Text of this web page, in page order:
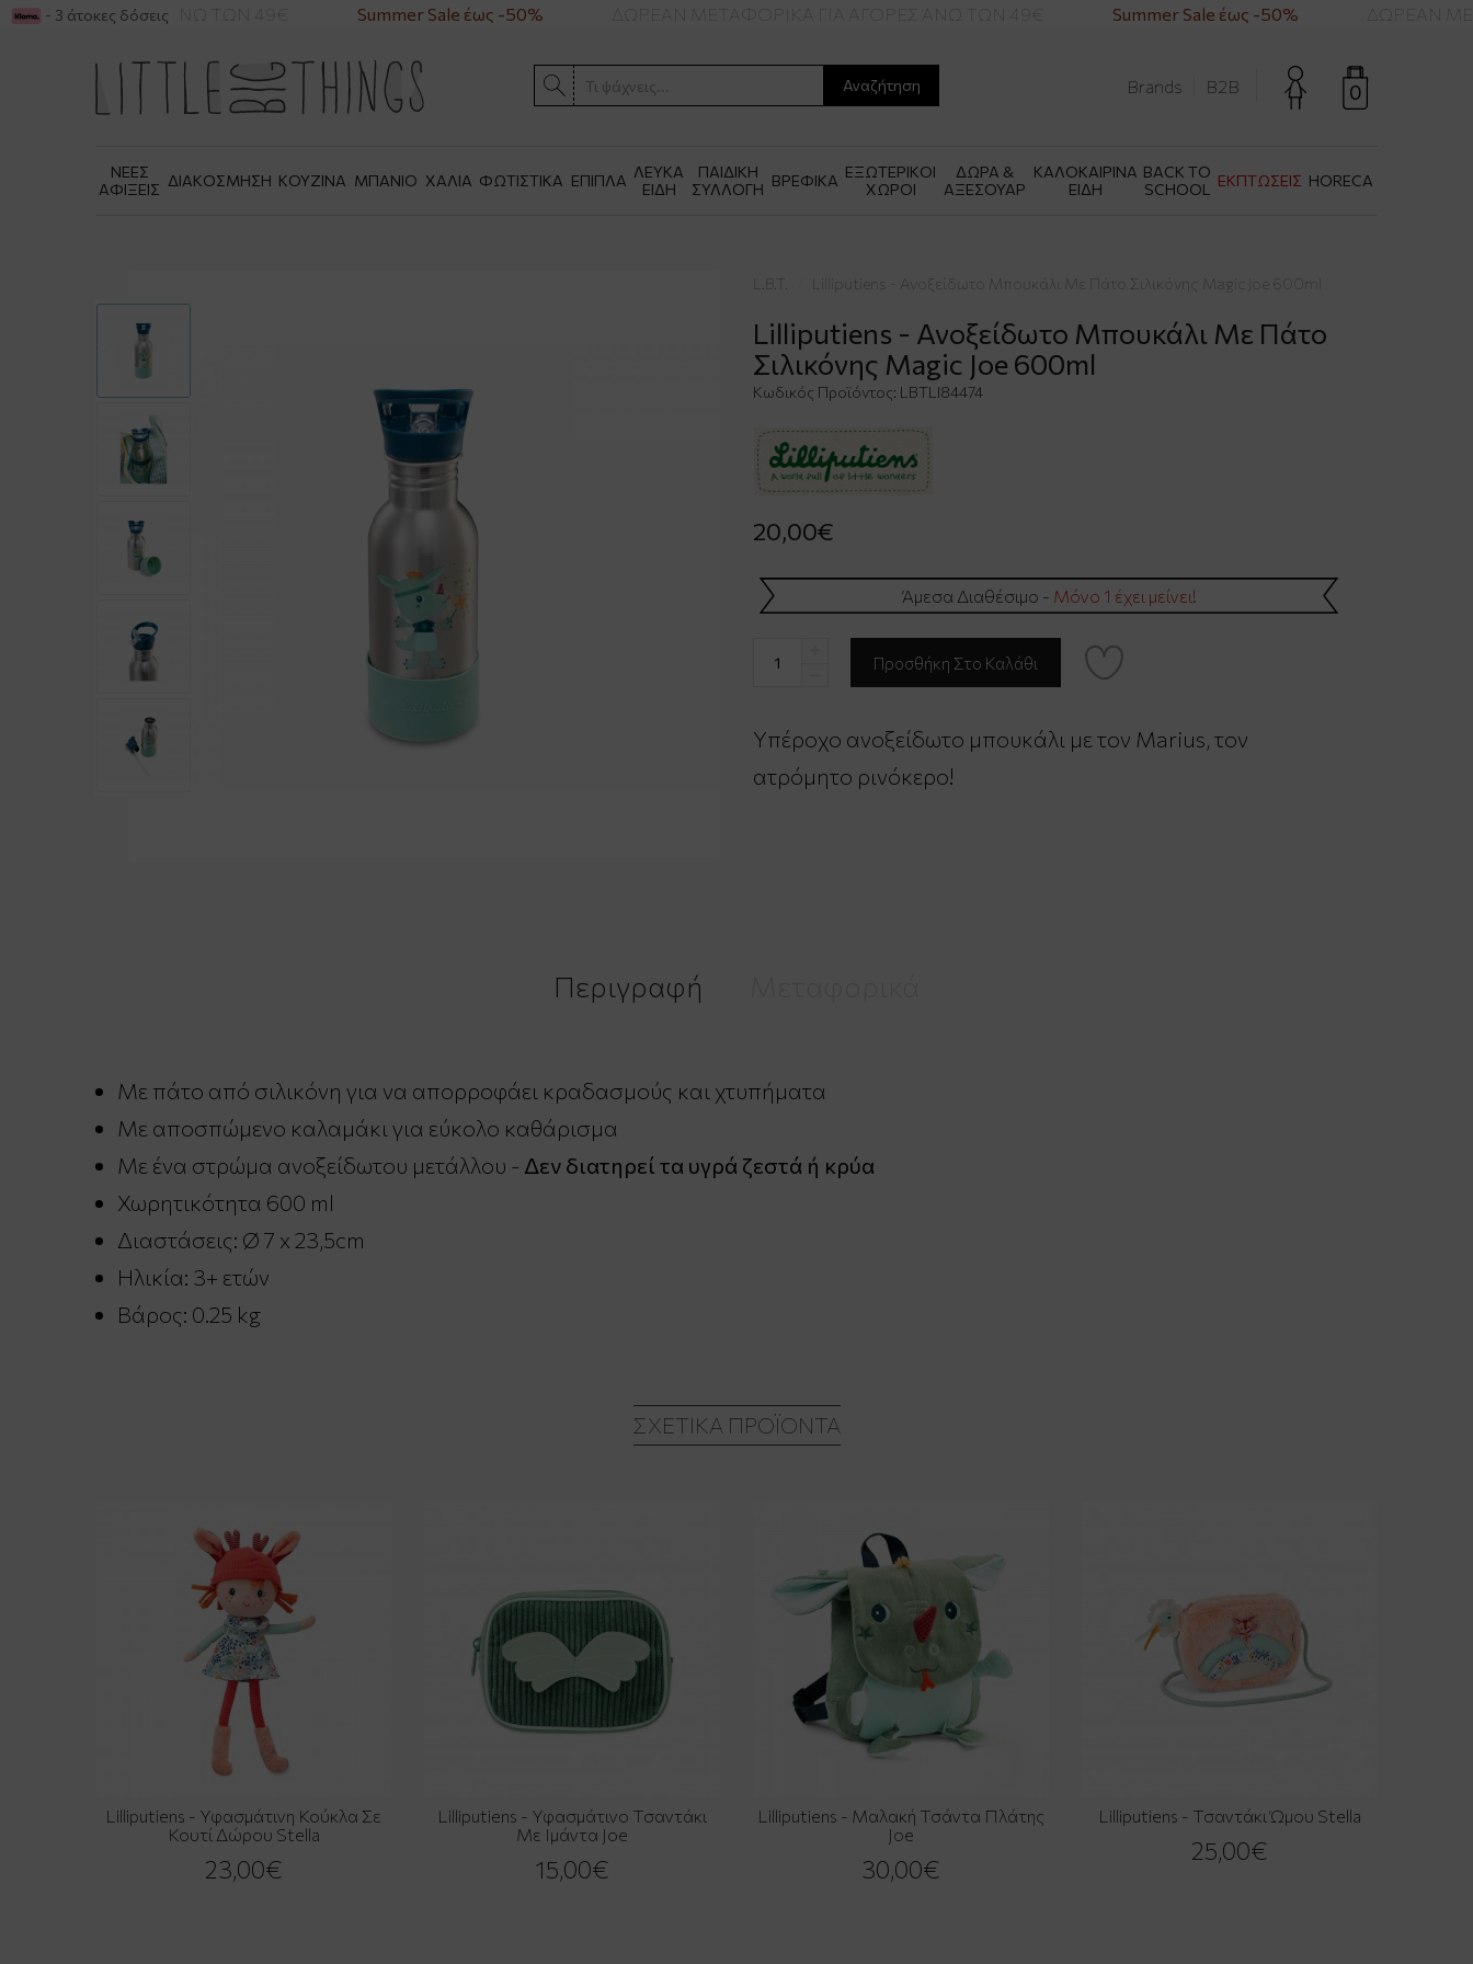
ΓΙΑ ΑΓΟΡΕΣ ΑΝΩ ΤΩΝ 49€ Summer Sale έως -50% ΔΩΡΕΑΝ ΜΕΤΑΦΟΡΙΚΑ ΓΙΑ ΑΓΟΡΕΣ ΑΝΩ ΤΩΝ 49€ Summer Sale έως -50% ΔΩΡΕΑΝ
- 3 άτοκες δόσεις
Αναζήτηση 0
Brands B2B
ΝΕΕΣ
ΑΦΙΞΕΙΣ ΔΙΑΚΟΣΜΗΣΗ ΚΟΥΖΙΝΑ ΜΠΑΝΙΟ ΧΑΛΙΑ ΦΩΤΙΣΤΙΚΑ ΕΠΙΠΛΑ ΛΕΥΚΑ
ΕΙΔΗ
ΠΑΙΔΙΚΗ
ΣΥΛΛΟΓΗ ΒΡΕΦΙΚΑ ΕΞΩΤΕΡΙΚΟΙ
ΧΩΡΟΙ
ΔΩΡΑ &
ΑΞΕΣΟΥΑΡ
ΚΑΛΟΚΑΙΡΙΝΑ
ΕΙΔΗ
BACK TO
SCHOOL
ΕΚΠΤΩΣΕΙΣ HORECA
L.B.T. Lilliputiens - Ανοξείδωτο Μπουκάλι Με Πάτο Σιλικόνης Magic Joe 600ml
Lilliputiens - Ανοξείδωτο Μπουκάλι Με Πάτο
Σιλικόνης Magic Joe 600ml
Κωδικός Προϊόντος: LBTLΙ84474
20,00€
Άμεσα Διαθέσιμο - Μόνο 1 έχει μείνει!
Υπέροχο ανοξείδωτο μπουκάλι με τον Marius, τον
ατρόμητο ρινόκερο!
Περιγραφή
Με πάτο από σιλικόνη για να απορροφάει κραδασμούς και χτυπήματα
Με αποσπώμενο καλαμάκι για εύκολο καθάρισμα
Με ένα στρώμα ανοξείδωτου μετάλλου - Δεν διατηρεί τα υγρά ζεστά ή κρύα
Χωρητικότητα 600 ml
Διαστάσεις: Ø 7 x 23,5cm
Ηλικία: 3+ ετών
Βάρος: 0.25 kg
ΣΧΕΤΙΚΆ ΠΡΟΪΌΝΤΑ
Lilliputiens - Υφασμάτινη Κούκλα Σε
Κουτί Δώρου Stella
23,00€
Lilliputiens - Υφασμάτινο Τσαντάκι
Με Ιμάντα Joe
15,00€
Lilliputiens - Μαλακή Τσάντα Πλάτης
Joe
30,00€
Lilliputiens - Τσαντάκι Ώμου Stella
25,00€